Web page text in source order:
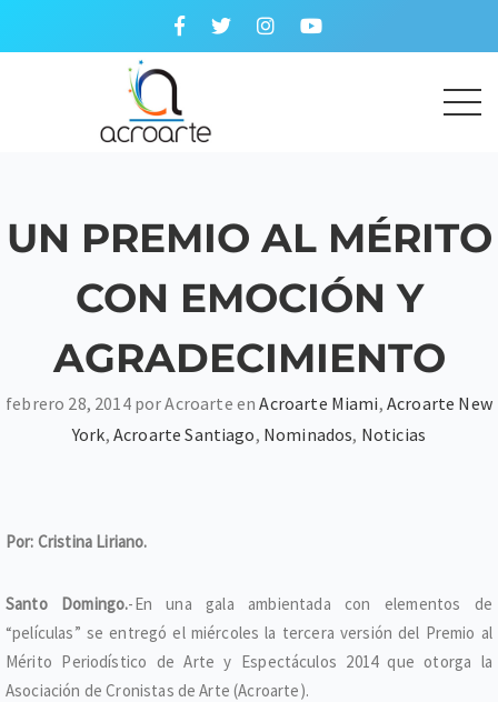
UN PREMIO AL MÉRITO
CON EMOCIÓN Y
AGRADECIMIENTO
febrero 28, 2014 por Acroarte enAcroarte Miami, Acroarte New
York, Acroarte Santiago, Nominados, Noticias
Por: Cristina Liriano.
Santo Domingo.-En una gala ambientada con elementos de
“películas” se entregó el miércoles la tercera versión del Premio al
Mérito Periodístico de Arte y Espectáculos 2014 que otorga la
Asociación de Cronistas de Arte (Acroarte).